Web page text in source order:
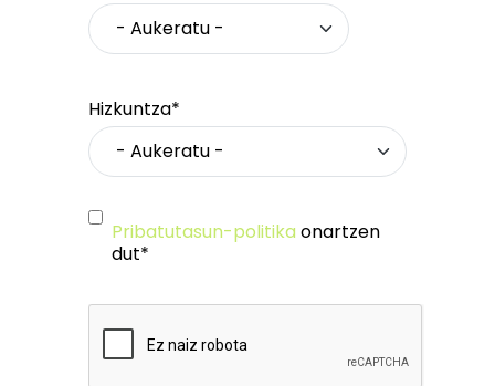
Hizkuntza*
Pribatutasun-politika onartzen
dut*